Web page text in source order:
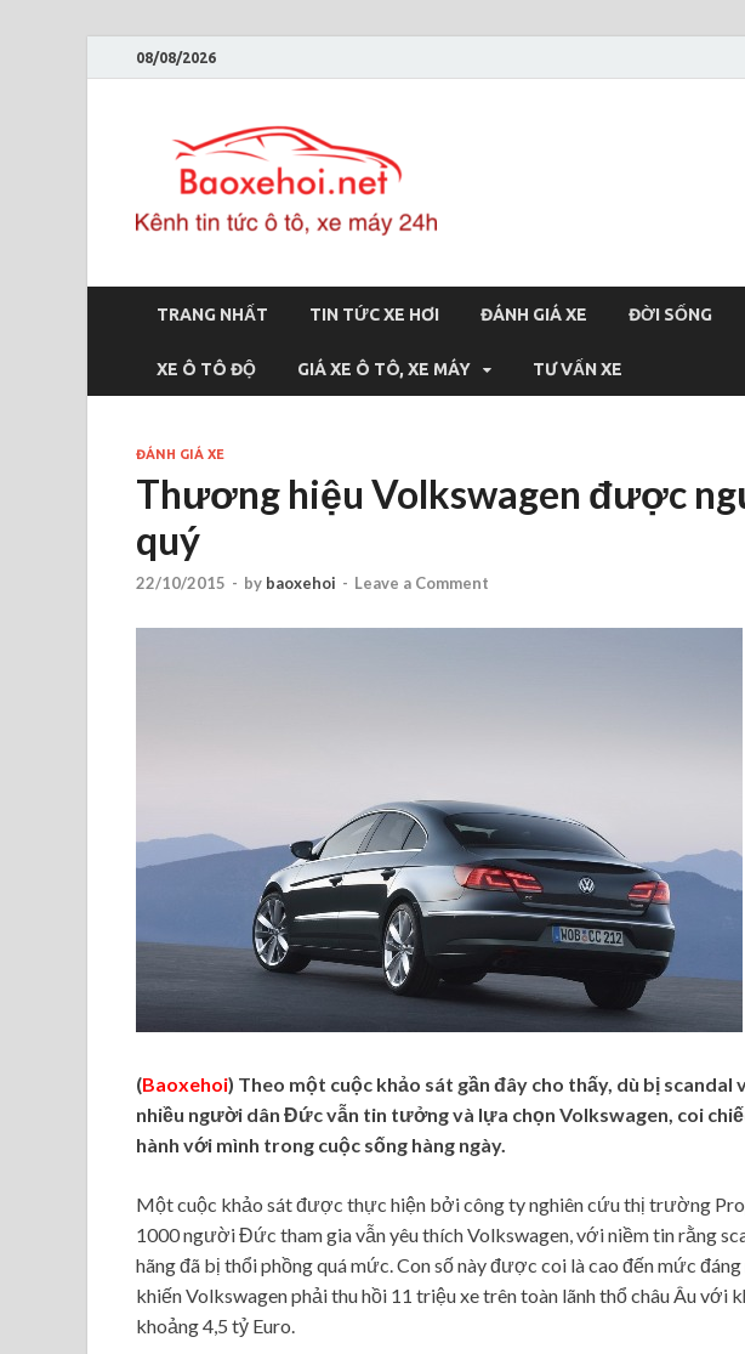
08/08/2026
TRANG NHẤT TIN TỨC XE HƠI ĐÁNH GIÁ XE ĐỜI SỐNG
XE Ô TÔ ĐỘ GIÁ XE Ô TÔ, XE MÁY TƯ VẤN XE
ĐÁNH GIÁ XE
Thương hiệu Volkswagen được
quý
22/10/2015 - by baoxehoi - Leave a Comment
(Baoxehoi) Theo một cuộc khảo sát gần đây cho thấy, dù bị scandal
nhiều người dân Đức vẫn tin tưởng và lựa chọn Volkswagen, coi
hành với mình trong cuộc sống hàng ngày.
Một cuộc khảo sát được thực hiện bởi công ty nghiên cứu thị trường
1000 người Đức tham gia vẫn yêu thích Volkswagen, với niềm tin rằng
hãng đã bị thổi phồng quá mức. Con số này được coi là cao đến mức
khiến Volkswagen phải thu hồi 11 triệu xe trên toàn lãnh thổ châu Âu với
khoảng 4,5 tỷ Euro.